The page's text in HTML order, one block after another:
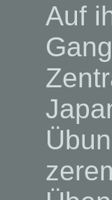
Auf